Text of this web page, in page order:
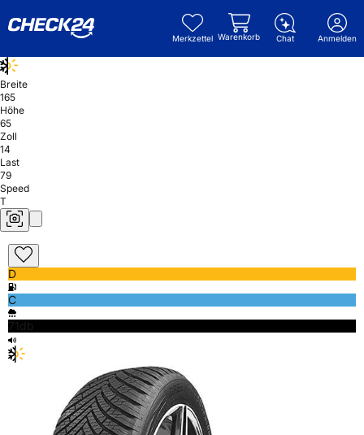
Merkzettel Warenkorb Chat Anmelden
Breite
165
Höhe
65
Zoll
14
Last
79
Speed
T
D
C
71db